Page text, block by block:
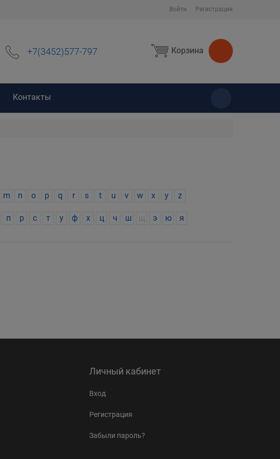
Войти Регистрация
+7(3452)577-797 Корзина
Контакты
m n o p q r s t u v w x y z
п р с т у ф х ц ч ш э ю я
Личный кабинет
Вход
Регистрация
Забыли пароль?